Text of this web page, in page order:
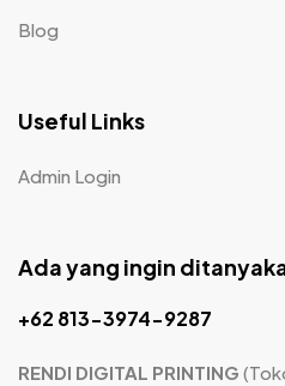
Blog
Useful Links
Admin Login
Ada yang ingin
+62 813-3974-9287
RENDI DIGITAL PRINTING